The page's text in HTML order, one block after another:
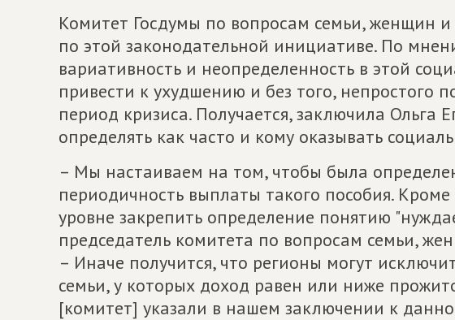
Комитет Госдумы по вопросам семьи, женщин
по этой законодательной инициативе. По
вариативность и неопределенность в этой
привести к ухудшению и без того, непростого
период кризиса. Получается, заключила Ольга
определять как часто и кому оказывать
– Мы настаиваем на том, чтобы была
периодичность выплаты такого пособия.
уровне закрепить определение понятию
председатель комитета по вопросам семьи,
– Иначе получится, что регионы могут
семьи, у которых доход равен или ниже
[комитет] указали в нашем заключении к